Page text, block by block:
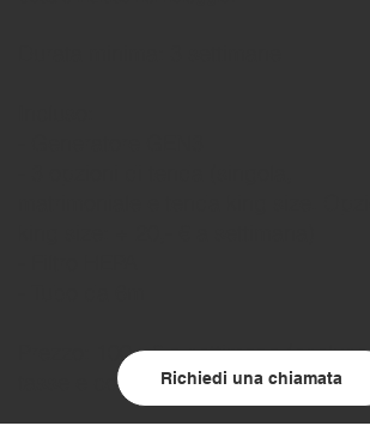
Prezzo: 100,- € a settimana (escluse
tasse e consegna)Richiedi una chiamata